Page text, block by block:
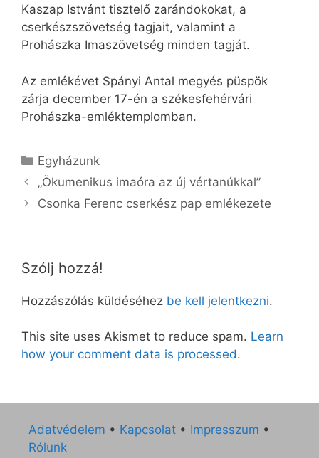
Kaszap Istvánt tisztelő zarándokokat, a
cserkészszövetség tagjait, valamint a
Prohászka Imaszövetség minden tagját.
Az emlékévet Spányi Antal megyés püspök
zárja december 17-én a székesfehérvári
Prohászka-emléktemplomban.
Kategória
Egyházunk
„Ökumenikus imaóra az új vértanúkkal”
Csonka Ferenc cserkész pap emlékezete
Szólj hozzá!
Hozzászólás küldéséhez be kell jelentkezni.
This site uses Akismet to reduce spam. Learn
how your comment data is processed.
Adatvédelem • Kapcsolat • Impresszum •
Rólunk